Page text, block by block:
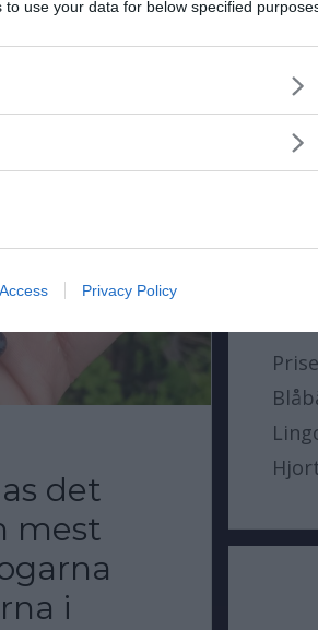
use your data for below specified
Privacy Policy
det
mest
i